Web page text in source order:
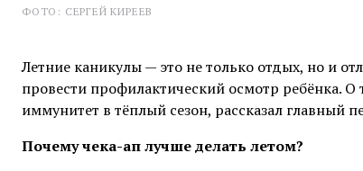
ФОТО: СЕРГЕЙ КИРЕЕВ
Летние каникулы — это не только отдых, но и
провести профилактический осмотр ребёнка.
иммунитет в тёплый сезон, рассказал главный
Почему чека-ап лучше делать летом?